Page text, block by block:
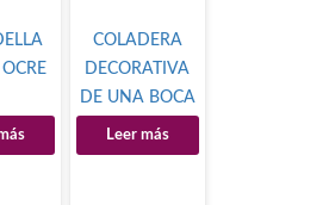
COLADERA
DECORATIVA
DE UNA BOCA
Leer más